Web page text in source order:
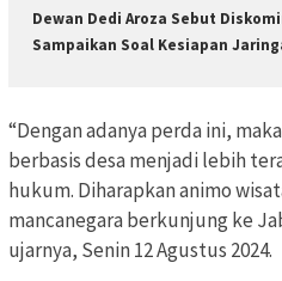
Dewan Dedi Aroza Sebut
Sampaikan Soal Kesiapan
“Dengan adanya perda ini,
berbasis desa menjadi lebih
hukum. Diharapkan animo
mancanegara berkunjung ke
ujarnya, Senin 12 Agustus 2024.